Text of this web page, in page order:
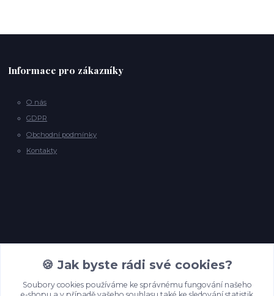
Informace pro zákazníky
O nás
GDPR
Obchodní podmínky
Kontakty
🍪 Jak byste rádi své cookies?
Soubory cookies používáme ke správnému fungování našeho